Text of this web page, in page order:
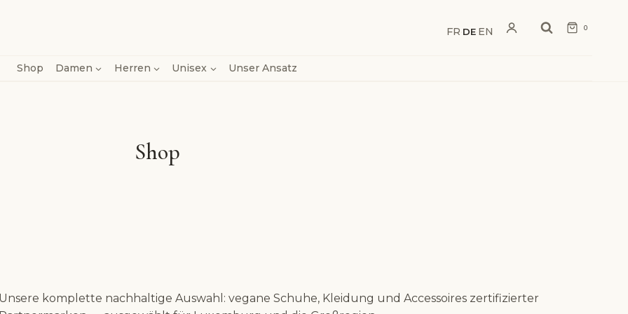
FR DE EN 0
Shop Damen Herren Unisex Unser Ansatz
Shop
Unsere komplette nachhaltige Auswahl: vegane Schuhe, Kleidung und Accessoires zertifizierter